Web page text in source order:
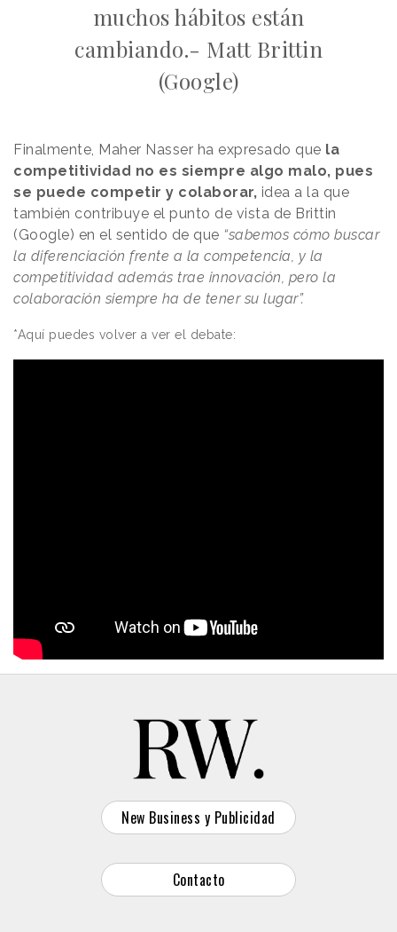
muchos hábitos están
cambiando.- Matt Brittin
(Google)
Finalmente, Maher Nasser ha expresado que la
competitividad no es siempre algo malo, pues
se puede competir y colaborar, idea a la que
también contribuye el punto de vista de Brittin
(Google) en el sentido de que “sabemos cómo buscar
la diferenciación frente a la competencia, y la
competitividad además trae innovación, pero la
colaboración siempre ha de tener su lugar”.
*Aquí puedes volver a ver el debate:
New Business y Publicidad
Contacto